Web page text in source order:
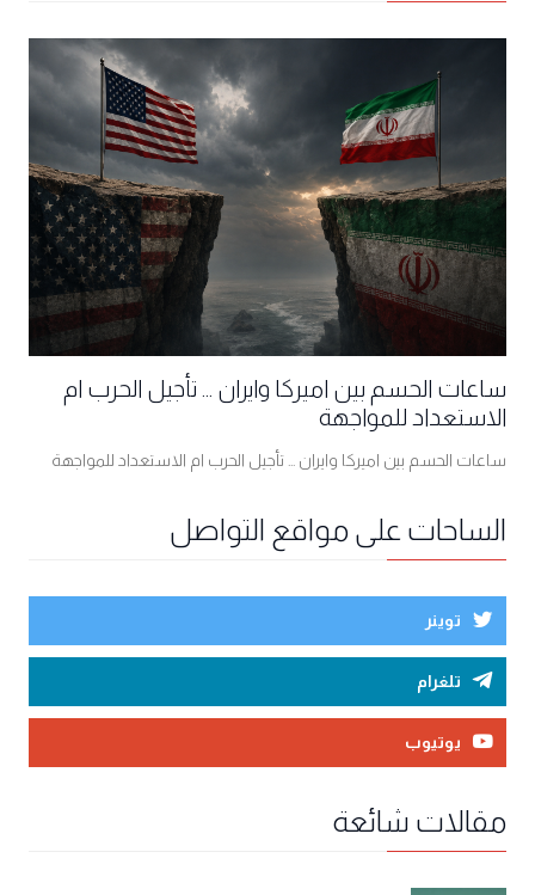
ساعات الحسم بين اميركا وايران ... تأجيل الحرب ام
الاستعداد للمواجهة
ساعات الحسم بين اميركا وايران ... تأجيل الحرب ام الاستعداد للمواجهة
الساحات على مواقع التواصل
توينر
تلغرام
يوتيوب
مقالات شائعة